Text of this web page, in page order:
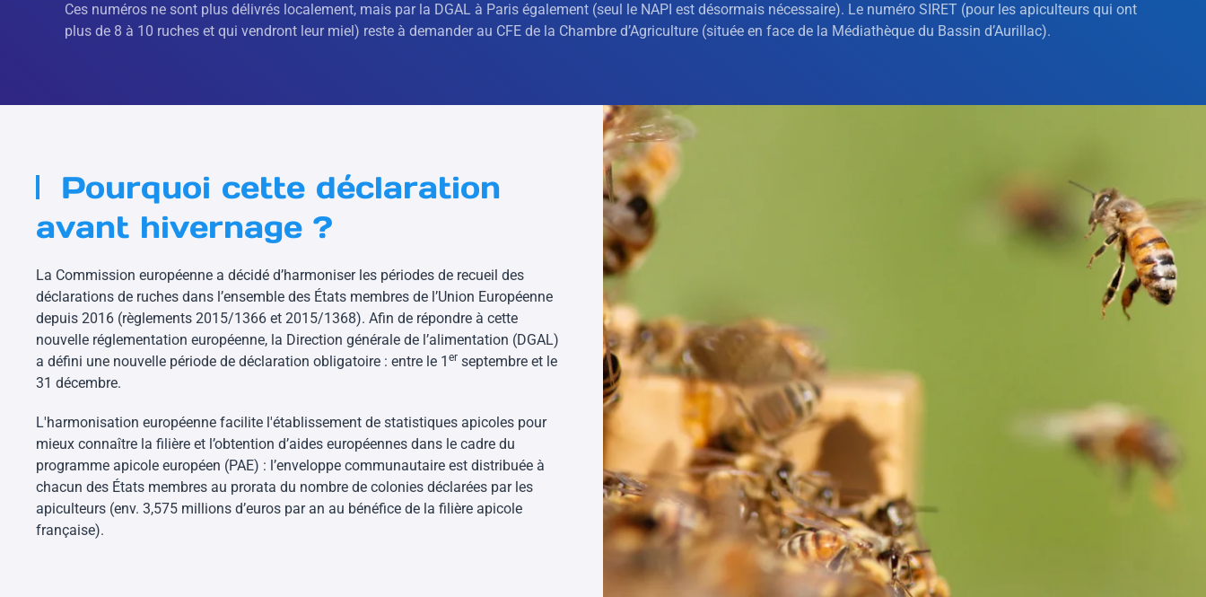
Ces numéros ne sont plus délivrés localement, mais par la DGAL à Paris également (seul le NAPI est désormais nécessaire). Le numéro SIRET (pour les apiculteurs qui ont
plus de 8 à 10 ruches et qui vendront leur miel) reste à demander au CFE de la Chambre d’Agriculture (située en face de la Médiathèque du Bassin d’Aurillac).
Pourquoi cette déclaration
avant hivernage ?
La Commission européenne a décidé d’harmoniser les périodes de recueil des
déclarations de ruches dans l’ensemble des États membres de l’Union Européenne
depuis 2016 (règlements 2015/1366 et 2015/1368). Afin de répondre à cette
nouvelle réglementation européenne, la Direction générale de l’alimentation (DGAL)
a défini une nouvelle période de déclaration obligatoire : entre le 1 er septembre et le
31 décembre.
L'harmonisation européenne facilite l'établissement de statistiques apicoles pour
mieux connaître la filière et l’obtention d’aides européennes dans le cadre du
programme apicole européen (PAE) : l’enveloppe communautaire est distribuée à
chacun des États membres au prorata du nombre de colonies déclarées par les
apiculteurs (env. 3,575 millions d’euros par an au bénéfice de la filière apicole
française).